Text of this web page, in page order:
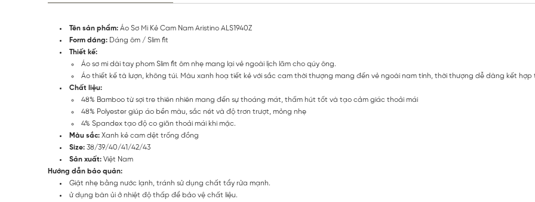
Tên sản phẩm: Áo Sơ Mi Kẻ Cam Nam Aristino ALS1940Z
Form dáng: Dáng ôm / Slim fit
Thiết kế:
Áo sơ mi dài tay phom Slim fit ôm nhẹ mang lại vẻ ngoài lịch lãm cho qúy ông.
Áo thiết kế tà lượn, không túi. Màu xanh hoạ tiết kẻ với sắc cam thời thượng mang đến vẻ ngoài nam tính, thời thượng dễ dàng kết hợp
Chất liệu:
48% Bamboo từ sợi tre thiên nhiên mang đến sự thoáng mát, thấm hút tốt và tạo cảm giác thoải mái
48% Polyester giúp áo bền màu, sắc nét và độ trơn trượt, mỏng nhẹ
4% Spandex tạo độ co giãn thoải mái khi mặc.
Màu sắc: Xanh kẻ cam dệt trống đồng
Size: 38/39/40/41/42/43
Sản xuất: Việt Nam
Hướng dẫn bảo quản:
Giặt nhẹ bằng nước lạnh, tránh sử dụng chất tẩy rửa mạnh.
ử dụng bàn ủi ở nhiệt độ thấp để bảo vệ chất liệu.